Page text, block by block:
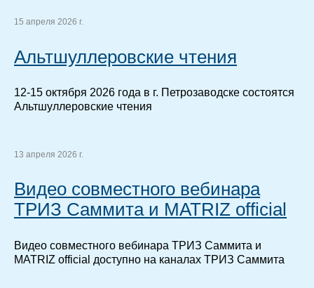
15 апреля 2026 г.
Альтшуллеровские чтения
12-15 октября 2026 года в г. Петрозаводске состоятся
Альтшуллеровские чтения
13 апреля 2026 г.
Видео совместного вебинара
ТРИЗ Саммита и MATRIZ official
Видео совместного вебинара ТРИЗ Саммита и
MATRIZ official доступно на каналах ТРИЗ Саммита